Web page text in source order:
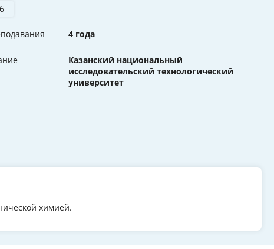
4 года
Казанский национальный
исследовательский технологический
университет
химией.